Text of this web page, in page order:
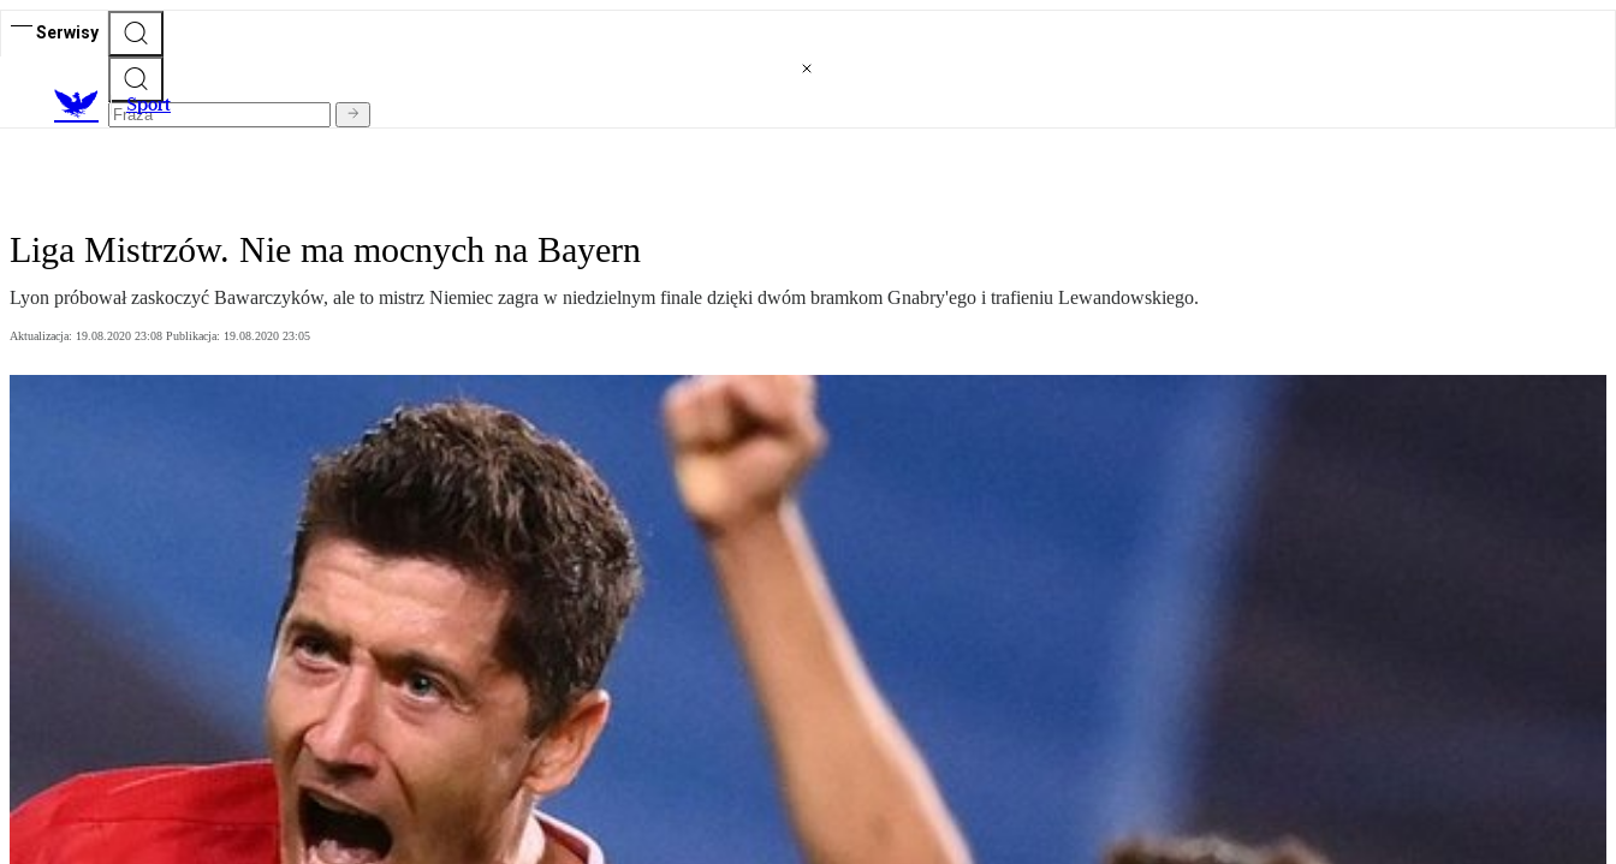
Serwisy
Sport
Liga Mistrzów. Nie ma mocnych na Bayern
Lyon próbował zaskoczyć Bawarczyków, ale to mistrz Niemiec zagra w niedzielnym finale dzięki dwóm bramkom Gnabry'ego i trafieniu Lewandowskiego.
Aktualizacja: 19.08.2020 23:08 Publikacja: 19.08.2020 23:05